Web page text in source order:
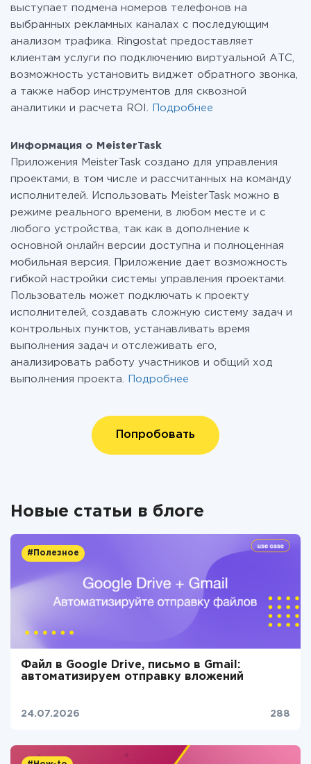
выступает подмена номеров телефонов на
выбранных рекламных каналах с последующим
анализом трафика. Ringostat предоставляет
клиентам услуги по подключению виртуальной АТС,
возможность установить виджет обратного звонка,
а также набор инструментов для сквозной
аналитики и расчета ROI.
Подробнее
Информация о MeisterTask
Приложения MeisterTask создано для управления
проектами, в том числе и рассчитанных на команду
исполнителей. Использовать MeisterTask можно в
режиме реального времени, в любом месте и с
любого устройства, так как в дополнение к
основной онлайн версии доступна и полноценная
мобильная версия. Приложение дает возможность
гибкой настройки системы управления проектами.
Пользователь может подключать к проекту
исполнителей, создавать сложную систему задач и
контрольных пунктов, устанавливать время
выполнения задач и отслеживать его,
анализировать работу участников и общий ход
выполнения проекта.
Подробнее
Попробовать
Новые статьи в блоге
#Полезное
Файл в Google Drive, письмо в Gmail:
автоматизируем отправку вложений
24.07.2026 288